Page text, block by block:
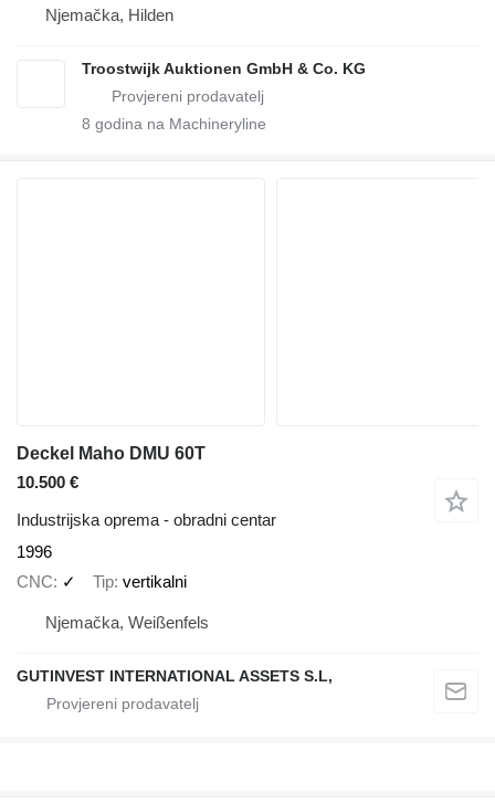
Njemačka, Hilden
Troostwijk Auktionen GmbH & Co. KG
8 godina na Machineryline
Deckel Maho DMU 60T
10.500 €
Industrijska oprema - obradni centar
1996
CNC
✓ Tip vertikalni
Njemačka, Weißenfels
GUTINVEST INTERNATIONAL ASSETS S.L,